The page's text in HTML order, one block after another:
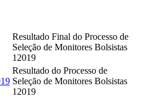
Resultado Final do Processo de
Seleção de Monitores Bolsistas
12019
Resultado do Processo de
Seleção de Monitores Bolsistas
12019